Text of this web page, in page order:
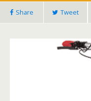
Share Tweet